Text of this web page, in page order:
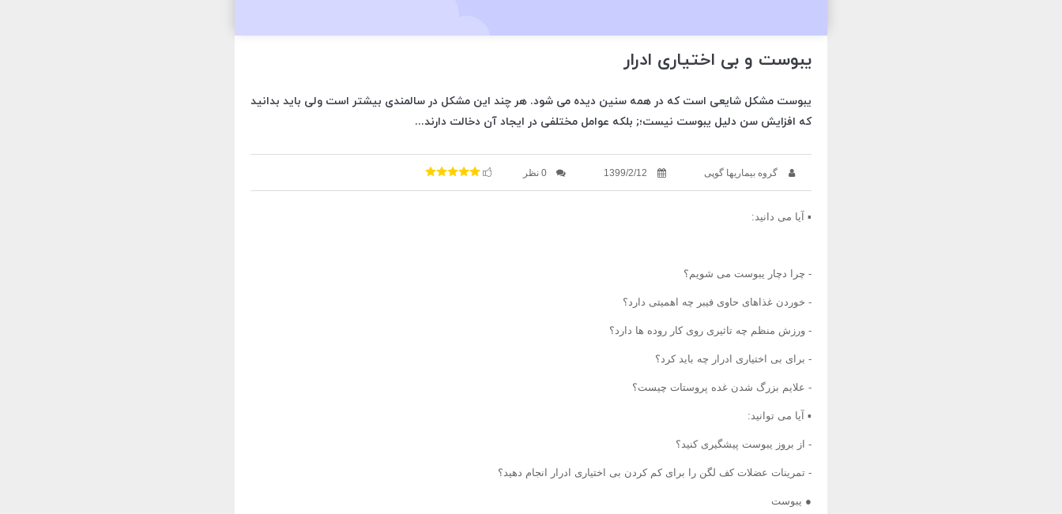
یبوست و بی اختیاری ادرار
یبوست مشکل شایعی است که در همه سنین دیده می شود. هر چند این مشکل در سالمندی بیشتر است ولی باید بدانید
که افزایش سن دلیل یبوست نیست؛; بلکه عوامل مختلفی در ایجاد آن دخالت دارند...
گروه بیماریها گوپی 1399/2/12 0 نظر
▪ آیا می دانید:
- چرا دچار یبوست می شویم؟
- خوردن غذاهای حاوی فیبر چه اهمیتی دارد؟
- ورزش منظم چه تاثیری روی کار روده ها دارد؟
- برای بی اختیاری ادرار چه باید کرد؟
- علایم بزرگ شدن غده پروستات چیست؟
▪ آیا می توانید:
- از بروز یبوست پیشگیری کنید؟
- تمرینات عضلات کف لگن را برای کم کردن بی اختیاری ادرار انجام دهید؟
● یبوست